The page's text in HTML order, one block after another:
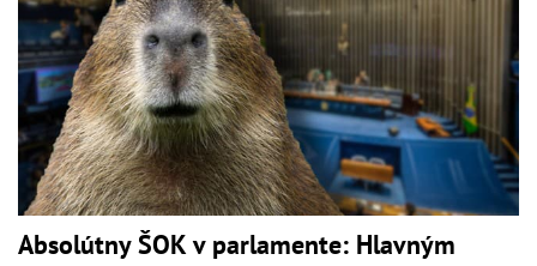
Absolútny ŠOK v parlamente: Hlavným